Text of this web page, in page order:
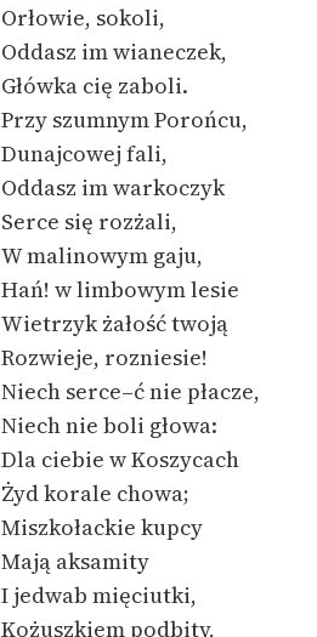
Orłowie, sokoli,
Oddasz im wianeczek,
Główka cię zaboli.
Przy szumnym Porońcu,
Dunajcowej fali,
Oddasz im warkoczyk
Serce się rozżali,
W malinowym gaju,
Hań! w limbowym lesie
Wietrzyk żałość twoją
Rozwieje, rozniesie!
Niech serce–ć nie płacze,
Niech nie boli głowa:
Dla ciebie w Koszycach
Żyd korale chowa;
Miszkołackie kupcy
Mają aksamity
I jedwab mięciutki,
Kożuszkiem podbity,